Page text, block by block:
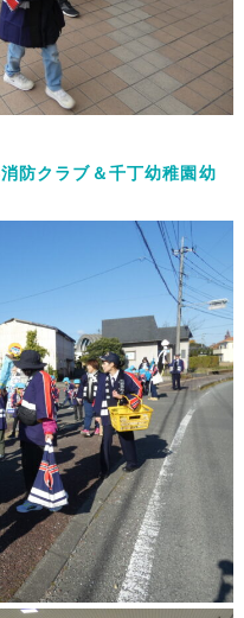
防クラブ＆千丁幼稚園幼